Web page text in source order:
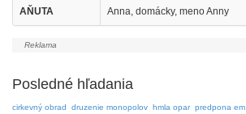
AŇUTA Anna, domácky, meno Anny
Posledné hľadania
cirkevný obrad druzenie monopolov hmla opar predpona em